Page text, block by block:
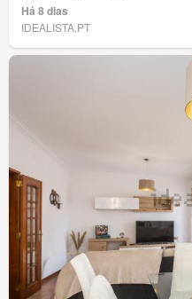
Há 8 dias
IDEALISTA.PT